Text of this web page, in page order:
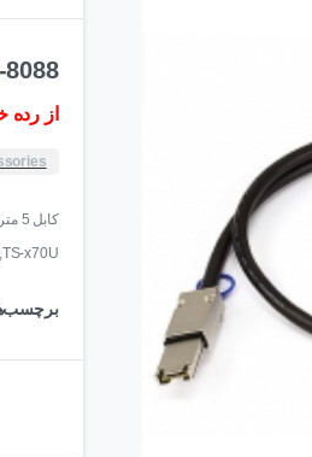
8088
از رده
x70U